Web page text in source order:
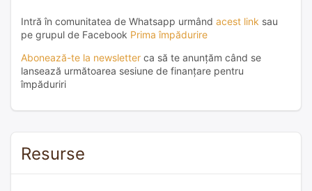
Intră în comunitatea de Whatsapp urmând acest link sau
pe grupul de Facebook Prima împădurire
Abonează-te la newsletter ca să te anunțăm când se
lansează următoarea sesiune de finanțare pentru
împăduriri
Resurse